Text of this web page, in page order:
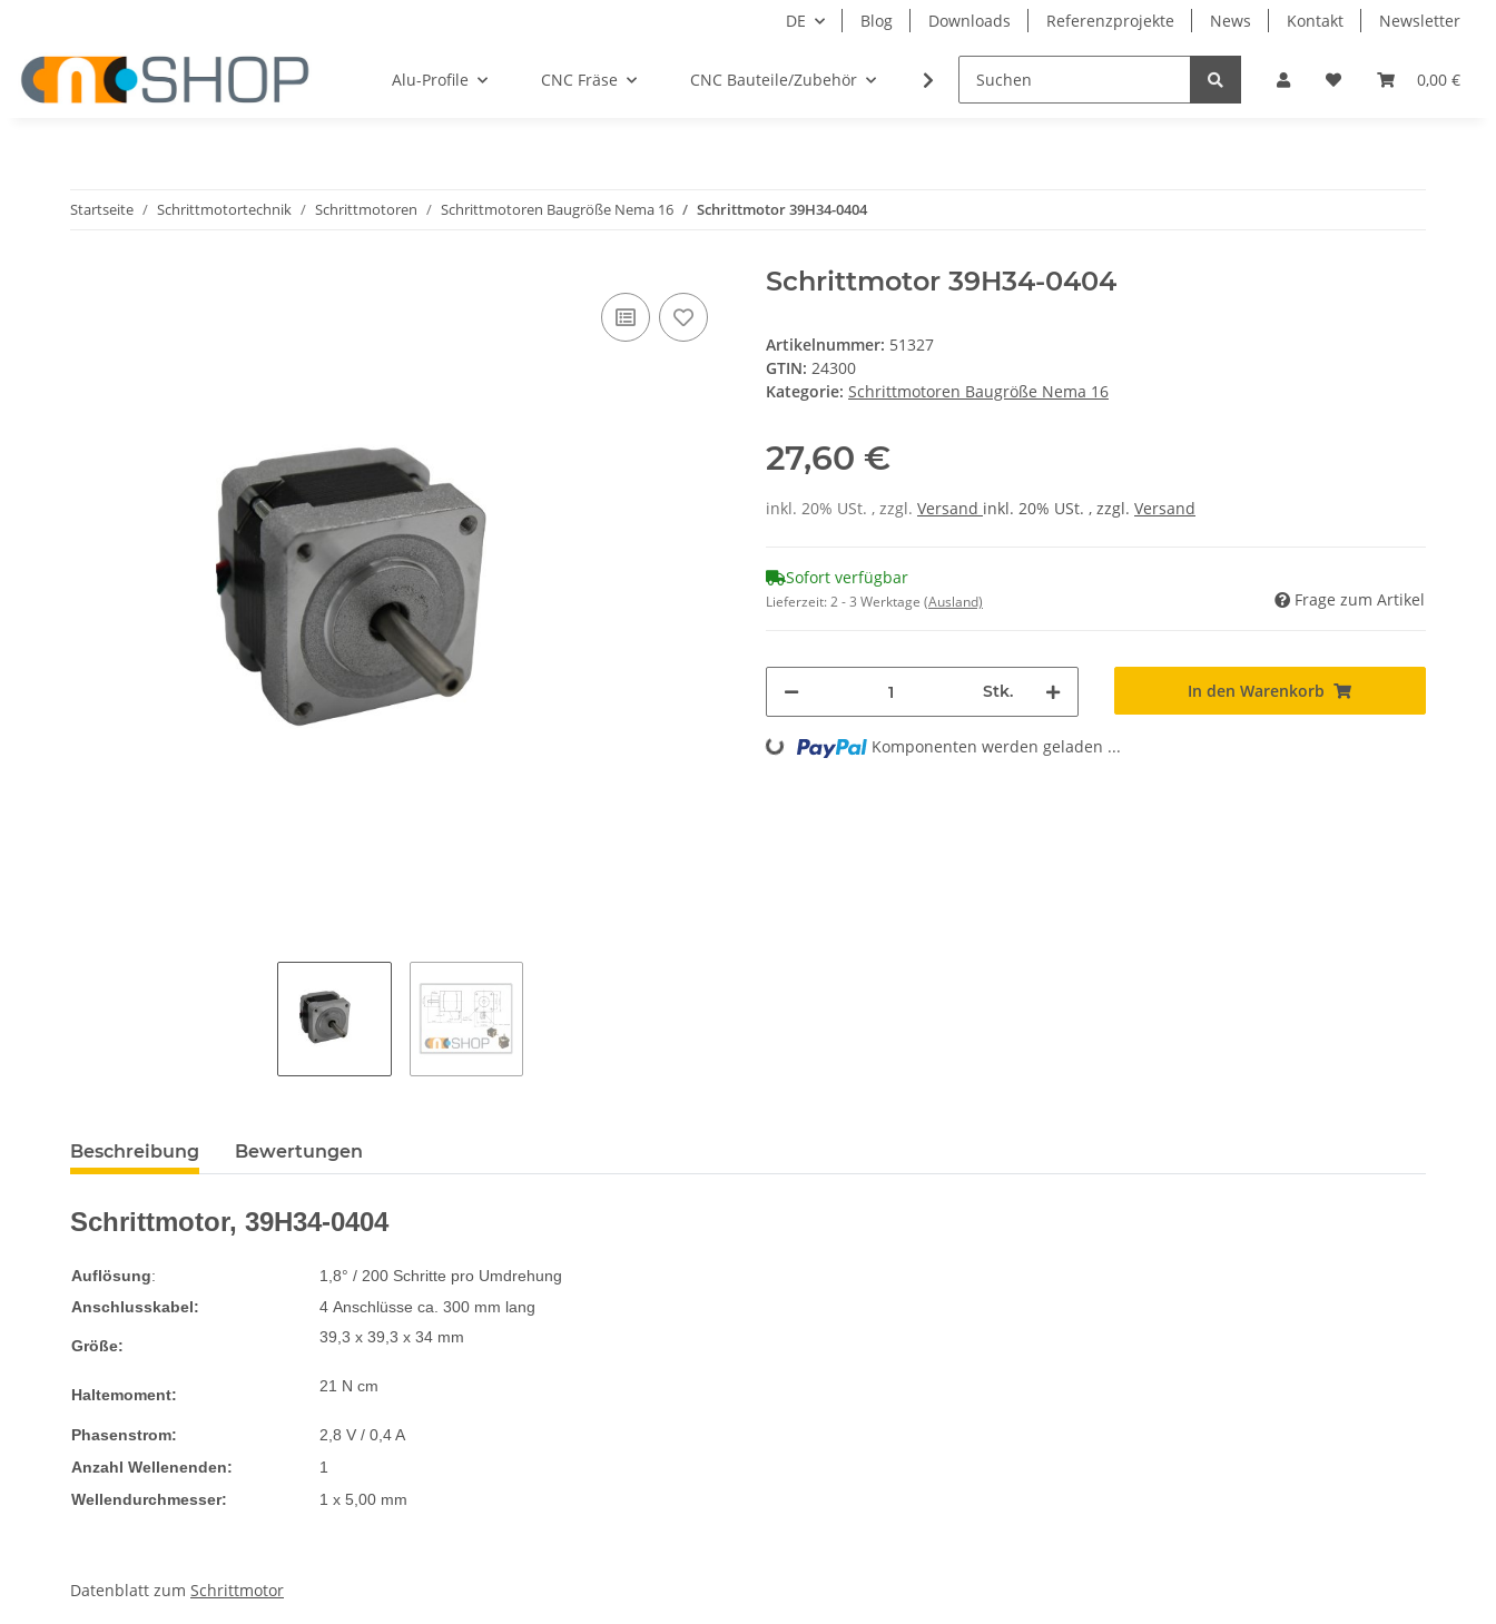
DE Blog Downloads Referenzprojekte News Kontakt Newsletter
0,00 €
Alu-Profile CNC Fräse CNC Bauteile/Zubehör Elektro Lagertechnik Lineartechnik
Startseite Schrittmotortechnik Schrittmotoren Schrittmotoren Baugröße Nema 16 Schrittmotor 39H34-0404
Schrittmotor 39H34-0404
Artikelnummer: 51327
GTIN: 24300
Kategorie: Schrittmotoren Baugröße Nema 16
27,60 €
inkl. 20% USt. , zzgl. Versand inkl. 20% USt. , zzgl. Versand
Sofort verfügbar
Lieferzeit:2 - 3 Werktage (Ausland) Frage zum Artikel
Stk. In den Warenkorb
Loading... Komponenten werden geladen ...
Beschreibung Bewertungen
Schrittmotor, 39H34-0404
Auflösung:
1,8° / 200 Schritte pro Umdrehung
Anschlusskabel:
4 Anschlüsse ca. 300 mm lang
Größe: 39,3 x 39,3 x 34 mm
Haltemoment: 21 N cm
Phasenstrom:
2,8 V / 0,4 A
Anzahl Wellenenden:
1
Wellendurchmesser:
1 x 5,00 mm
Datenblatt zum Schrittmotor